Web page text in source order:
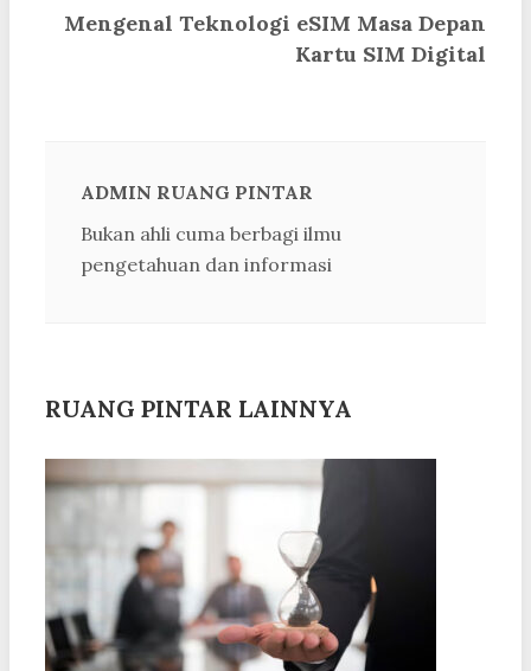
Mengenal Teknologi eSIM Masa Depan
Kartu SIM Digital
ADMIN RUANG PINTAR
Bukan ahli cuma berbagi ilmu
pengetahuan dan informasi
RUANG PINTAR LAINNYA